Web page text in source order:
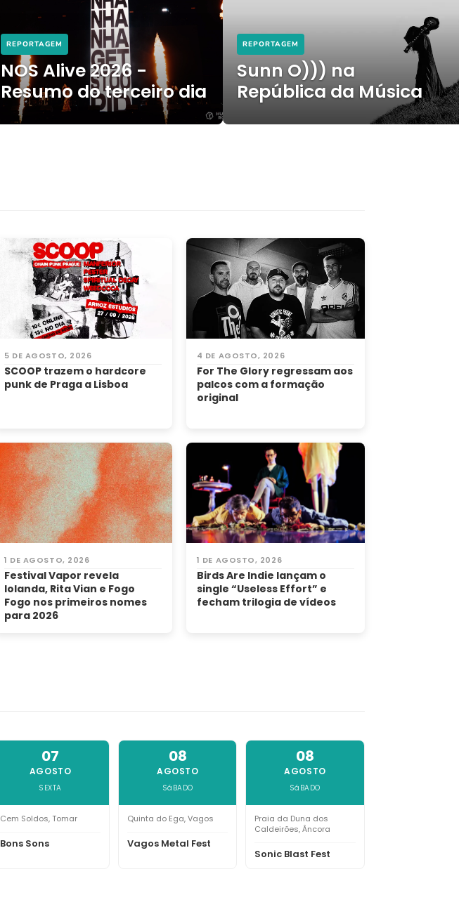
REPORTAGEM
NOS Alive 2026 -
Resumo do terceiro dia
REPORTAGEM
Sunn O))) na
República da Música
5 DE AGOSTO, 2026
SCOOP trazem o hardcore
punk de Praga a Lisboa
4 DE AGOSTO, 2026
For The Glory regressam aos
palcos com a formação
original
1 DE AGOSTO, 2026
Festival Vapor revela
Iolanda, Rita Vian e Fogo
Fogo nos primeiros nomes
para 2026
1 DE AGOSTO, 2026
Birds Are Indie lançam o
single “Useless Effort” e
fecham trilogia de vídeos
07
AGOSTO
SEXTA
Cem Soldos, Tomar
Bons Sons
08
AGOSTO
SáBADO
Quinta do Ega, Vagos
Vagos Metal Fest
08
AGOSTO
SáBADO
Praia da Duna dos
Caldeirões, Âncora
Sonic Blast Fest